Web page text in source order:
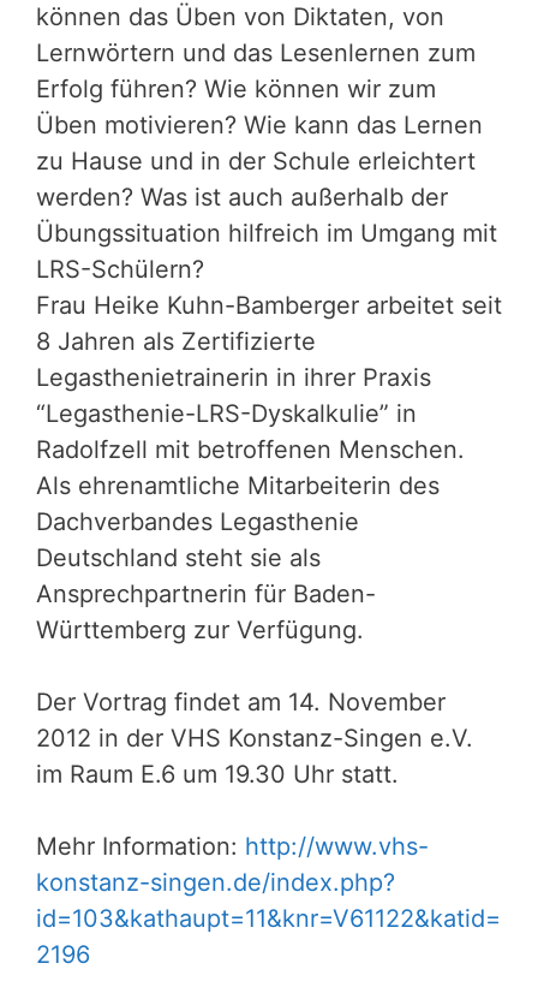
können das Üben von Diktaten, von
Lernwörtern und das Lesenlernen zum
Erfolg führen? Wie können wir zum
Üben motivieren? Wie kann das Lernen
zu Hause und in der Schule erleichtert
werden? Was ist auch außerhalb der
Übungssituation hilfreich im Umgang mit
LRS-Schülern?
Frau Heike Kuhn-Bamberger arbeitet seit
8 Jahren als Zertifizierte
Legasthenietrainerin in ihrer Praxis
“Legasthenie-LRS-Dyskalkulie” in
Radolfzell mit betroffenen Menschen.
Als ehrenamtliche Mitarbeiterin des
Dachverbandes Legasthenie
Deutschland steht sie als
Ansprechpartnerin für Baden-
Württemberg zur Verfügung.
Der Vortrag findet am 14. November
2012 in der VHS Konstanz-Singen e.V.
im Raum E.6 um 19.30 Uhr statt.
Mehr Information: http://www.vhs-
konstanz-singen.de/index.php?
id=103&kathaupt=11&knr=V61122&katid=
2196